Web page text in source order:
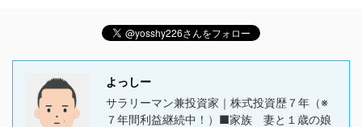
よっしー
サラリーマン兼投資家｜株式投資歴７年（※
７年間利益継続中！）■家族 妻と１歳の娘